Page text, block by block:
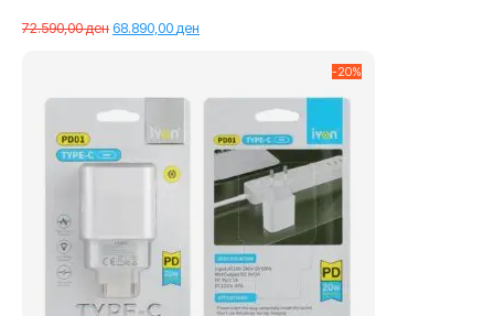
72.590,00денÇmimi
68.890,00ден
68.890,00 ден.
-20%